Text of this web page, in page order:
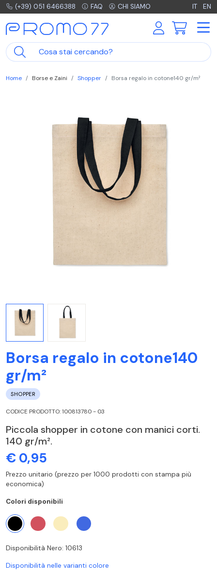
(+39) 051 6466388 FAQ CHI SIAMO IT EN
Home Borse e Zaini Shopper Borsa regalo in cotone140 gr/m²
Borsa regalo in cotone140
gr/m²
SHOPPER
CODICE PRODOTTO: 100813780 - 03
Piccola shopper in cotone con manici corti.
140 gr/m².
€ 0,95
Prezzo unitario (prezzo per 1000 prodotti con stampa più
economica)
Colori disponibili
Disponibilità Nero: 10613
Disponibilità nelle varianti colore